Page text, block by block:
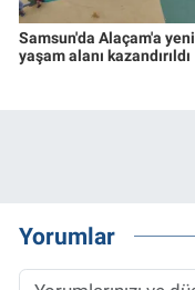
Samsun'da Alaçam'a yeni
yaşam alanı kazandırıldı
Yorumlar